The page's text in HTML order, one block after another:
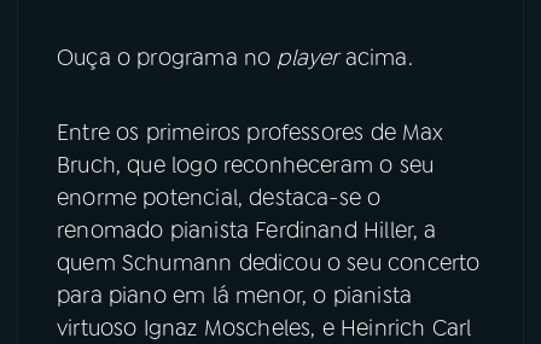
Ouça o programa no playeracima.
Entre os primeiros professores de Max
Bruch, que logo reconheceram o seu
enorme potencial, destaca-se o
renomado pianista Ferdinand Hiller, a
quem Schumann dedicou o seu concerto
para piano em lá menor, o pianista
virtuoso Ignaz Moscheles, e Heinrich Carl